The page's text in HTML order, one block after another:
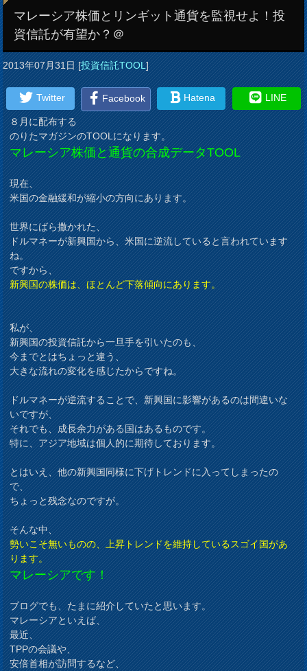
マレーシア株価とリンギット通貨を監視せよ！投
資信託が有望か？＠
2013年07月31日[投資信託TOOL]
Twitter Facebook Hatena LINE
８月に配布する
のりたマガジンのTOOLになります。
マレーシア株価と通貨の合成データTOOL
現在、
米国の金融緩和が縮小の方向にあります。
世界にばら撒かれた、
ドルマネーが新興国から、米国に逆流していると言われています
ね。
ですから、
新興国の株価は、ほとんど下落傾向にあります。
私が、
新興国の投資信託から一旦手を引いたのも、
今までとはちょっと違う、
大きな流れの変化を感じたからですね。
ドルマネーが逆流することで、新興国に影響があるのは間違いな
いですが、
それでも、成長余力がある国はあるものです。
特に、アジア地域は個人的に期待しております。
とはいえ、他の新興国同様に下げトレンドに入ってしまったの
で、
ちょっと残念なのですが。
そんな中、
勢いこそ無いものの、上昇トレンドを維持しているスゴイ国があ
ります。
マレーシアです！
ブログでも、たまに紹介していたと思います。
マレーシアといえば、
最近、
TPPの会議や、
安倍首相が訪問するなど、